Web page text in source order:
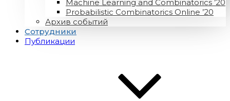
Machine Learning and Combinatorics ’20
Probabilistic Combinatorics Online ’20
Архив событий
Сотрудники
Публикации